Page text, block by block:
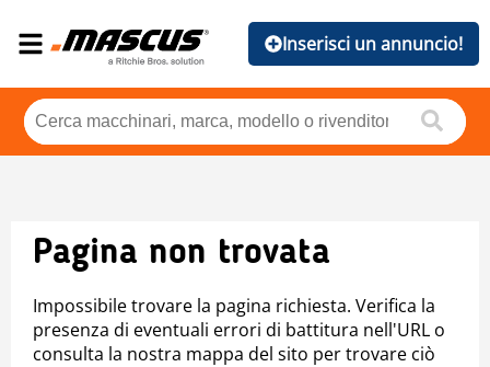
Inserisci un annuncio!
Pagina non trovata
Impossibile trovare la pagina richiesta. Verifica la
presenza di eventuali errori di battitura nell'URL o
consulta la nostra mappa del sito per trovare ciò